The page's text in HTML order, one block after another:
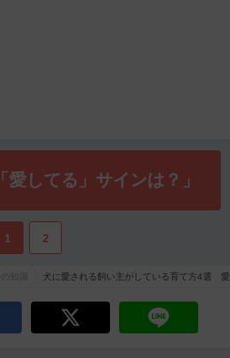
してる」サインは？」
1 2
犬に愛される飼い主がしている育て方4選